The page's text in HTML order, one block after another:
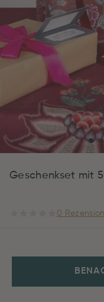
Geschenkset mit
0